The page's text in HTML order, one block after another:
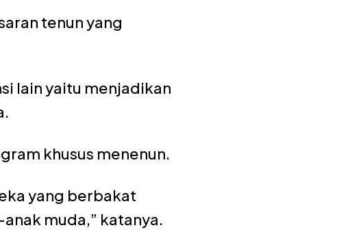
tenun yang
lain yaitu menjadikan
khusus menenun.
yang berbakat
muda,” katanya.